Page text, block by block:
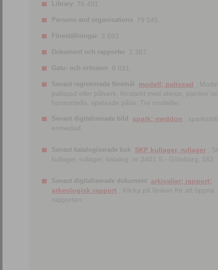
Library 76 491.
Persons and organisations 79 545.
Föreställningar 3 693.
Dokument och rapporter 2 387.
Gatu- och ortnamn 8 031.
Senast registrerade föremål modell; palissad
;
palissad eller pålverk, förstärkt med stenar, plankor
horisontella, spetsade pålar. Tre modeller.
Senast digitaliserade bild spark; meddon ;
enmedad
Senast katalogiserade bok SKF kullager, rullager ;
kullager, rullager, katalog. nr 2401 S.- Göteborg, 162
Senast digitaliserade dokument arkivalier; rapport;
arkeologisk rapport ; Klicka på länken för att öppna
rapporten